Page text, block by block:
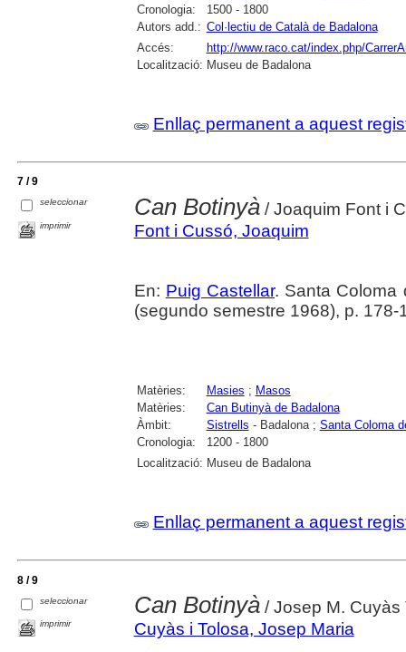
Cronologia:
1500 - 1800
Autors add.: Col·lectiu de Català de Badalona
Accés:
http://www.raco.cat/index.php/
Localització: Museu de Badalona
Enllaç permanent a aquest
7 / 9
seleccionar
imprimir
Can Botinyà/ Joaquim Font i
Font i Cussó, Joaquim
En: Puig Castellar. Santa Coloma
(segundo semestre 1968), p. 178-
Matèries: Masies ; Masos
Matèries:
Can Butinyà de Badalona
Àmbit:
Sistrells - Badalona ; Santa Coloma
Cronologia:
1200 - 1800
Localització: Museu de Badalona
Enllaç permanent a aquest
8 / 9
seleccionar
imprimir
Can Botinyà/ Josep M. Cuyàs
Cuyàs i Tolosa, Josep Maria